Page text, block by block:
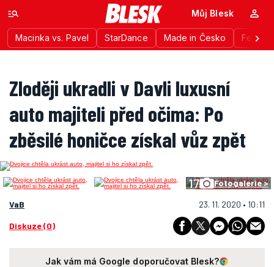
Macinka vs. Pavel StarDance Made in Česko
Můj Blesk
Zloději ukradli v Davli luxusní
auto majiteli před očima: Po
zběsilé honičce získal vůz zpět
17 Fotogalerie >
VaB 23. 11. 2020 • 10:11
Diskuze (0)
Jak vám má Google doporučovat Blesk?